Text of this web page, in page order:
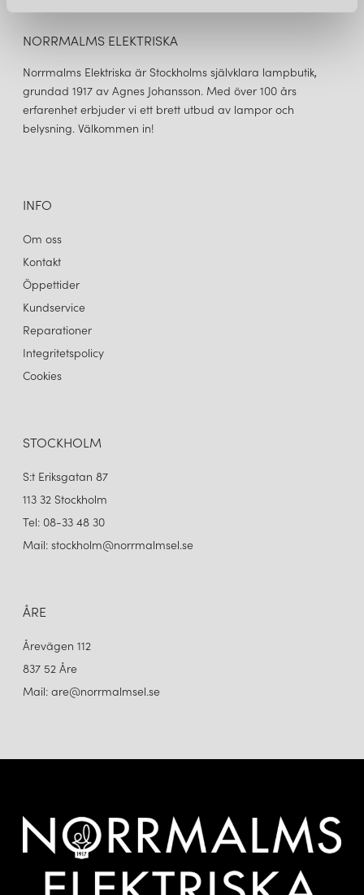
NORRMALMS ELEKTRISKA
Norrmalms Elektriska är Stockholms självklara lampbutik,
grundad 1917 av Agnes Johansson. Med över 100 års
erfarenhet erbjuder vi ett brett utbud av lampor och
belysning. Välkommen in!
INFO
Om oss
Kontakt
Öppettider
Kundservice
Reparationer
Integritetspolicy
Cookies
STOCKHOLM
S:t Eriksgatan 87
113 32 Stockholm
Tel: 08-33 48 30
Mail: stockholm@norrmalmsel.se
ÅRE
Årevägen 112
837 52 Åre
Mail: are@norrmalmsel.se